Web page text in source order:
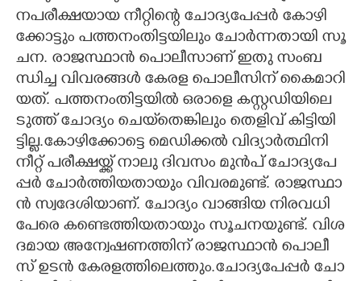
ന​പ​രീ​ക്ഷ​യാ​യ​ ​നീ​റ്റി​ന്റെ​ ​ചോ​ദ്യ​പേ​പ്പ​ർ​ ​കോ​ഴി​
ക്കോ​ട്ടും​ ​പ​ത്ത​നം​തി​ട്ട​യി​ലും​ ​ചോ​ർ​ന്ന​താ​യി​ ​സൂ​
ച​ന.​ ​രാ​ജ​സ്ഥാ​ൻ​ ​പൊ​ലീ​സാ​ണ് ​ഇ​തു​ ​സം​ബ​
ന്ധി​ച്ച​ ​വി​വ​ര​ങ്ങ​ൾ​ ​കേ​ര​ള​ ​പൊ​ലീ​സി​ന് ​കൈ​മാ​റി​
യ​ത്.​ ​പ​ത്ത​നം​തി​ട്ട​യി​ൽ​ ​ഒ​രാ​ളെ​ ​ക​സ്റ്റ​ഡി​യി​ലെ​
ടു​ത്ത് ​ചോ​ദ്യം​ ​ചെ​യ്‌​തെ​ങ്കി​ലും​ ​തെ​ളി​വ് ​കി​ട്ടി​യി​
ട്ടി​ല്ല.കോ​ഴി​ക്കോ​ട്ടെ​ ​മെ​ഡി​ക്ക​ൽ​ ​വി​ദ്യാ​ർ​ത്ഥി​നി​ ​
നീ​റ്റ് ​പ​രീ​ക്ഷ​യ്ക്ക് ​നാ​ലു​ ​ദി​വ​സം​ ​മു​ൻ​പ് ​ചോ​ദ്യ​പേ​
പ്പ​ർ​ ​ചോ​ർ​ത്തി​യ​താ​യും​ ​വി​വ​ര​മു​ണ്ട്.​ ​രാ​ജ​സ്ഥാ​
ൻ​ ​സ്വ​ദേ​ശി​യാ​ണ്.​ ​ചോ​ദ്യം​ ​വാ​ങ്ങി​യ​ ​നി​ര​വ​ധി​ ​
പേ​രെ​ ​ക​ണ്ടെ​ത്തി​യ​താ​യും​ ​സൂ​ച​ന​യു​ണ്ട്.​ ​വി​ശ​
ദ​മാ​യ​ ​അ​ന്വേ​ഷ​ണ​ത്തി​ന് ​രാ​ജ​സ്ഥാ​ൻ​ ​പൊ​ലീ​
സ് ​ഉ​ട​ൻ​ ​കേ​ര​ള​ത്തി​ലെ​ത്തും.ചോ​ദ്യ​പേ​പ്പ​ർ​ ​ചോ​